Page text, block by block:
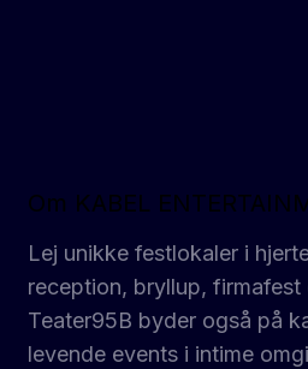
Om KABEL
Lej unikke festlokaler i
reception, bryllup, firmafest
Teater95B byder også på
levende events i intime